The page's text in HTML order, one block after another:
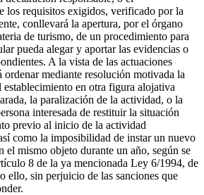
los requisitos exigidos, verificado por la
conllevará la apertura, por el órgano
de turismo, de un procedimiento para
pueda alegar y aportar las evidencias o
A la vista de las actuaciones
ordenar mediante resolución motivada la
en otra figura alojativa
la paralización de la actividad, o la
interesada de restituir la situación
previo al inicio de la actividad
como la imposibilidad de instar un nuevo
el mismo objeto durante un año, según se
8 de la ya mencionada Ley 6/1994, de
ello, sin perjuicio de las sanciones que